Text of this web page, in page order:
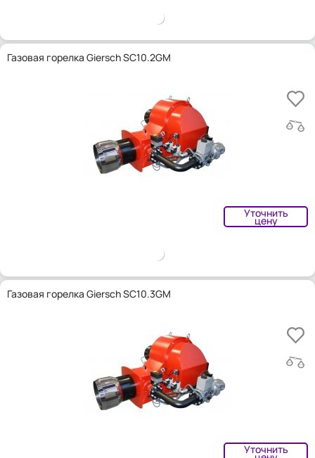
Газовая горелка Giersch SC10.2GM
Уточнить
цену
Газовая горелка Giersch SC10.3GM
Уточнить